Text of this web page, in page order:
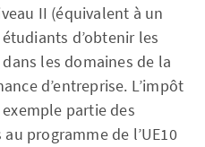
II (équivalent à un
d’obtenir les
les domaines de la
d’entreprise. L’impôt
partie des
programme de l’UE10